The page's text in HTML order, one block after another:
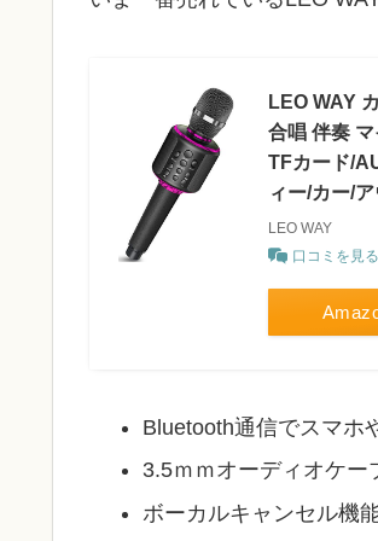
LEO WAY
合唱 伴奏
TFカード/
ィー/カー/
LEO WAY
口コミを見る
Bluetooth通信でスマホ
3.5ｍｍオーディオケー
ボーカルキャンセル機